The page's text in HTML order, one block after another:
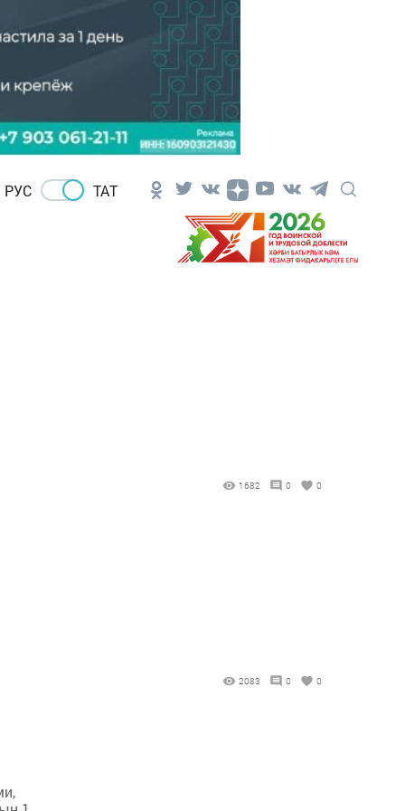
РУС ТАТ
1682 0 0
2083 0 0